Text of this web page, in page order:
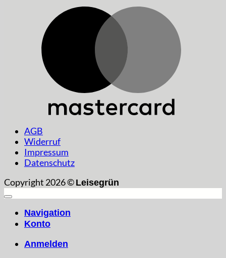
AGB
Widerruf
Impressum
Datenschutz
Copyright 2026 © Leisegrün
Navigation
Konto
Anmelden